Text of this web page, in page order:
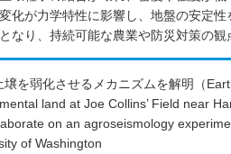
化が力学特性に影響し、地盤の安定
なり、持続可能な農業や防災対策の
land at Joe Collins’ Field near
on an agroseismology
of Washington